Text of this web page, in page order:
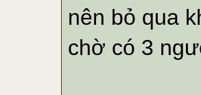
nên bỏ qua
chờ có 3